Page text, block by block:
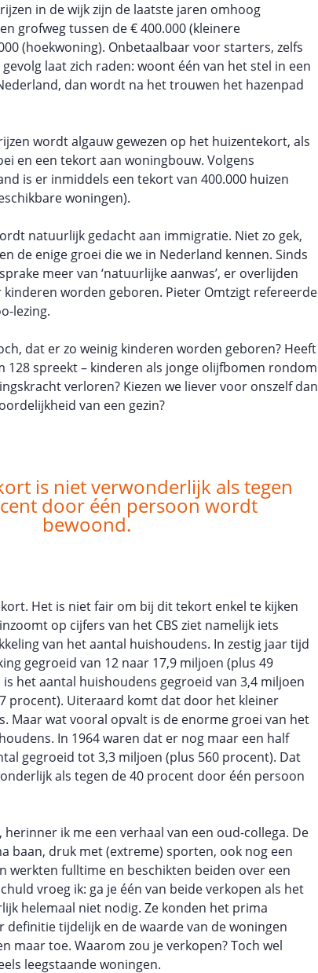
in de wijk zijn de laatste jaren omhoog
grofweg tussen de € 400.000 (kleinere
(hoekwoning). Onbetaalbaar voor starters, zelfs
laat zich raden: woont één van het stel in een
dan wordt na het trouwen het hazenpad
wordt algauw gewezen op het huizentekort, als
en een tekort aan woningbouw. Volgens
is er inmiddels een tekort van 400.000 huizen
woningen).
natuurlijk gedacht aan immigratie. Niet zo gek,
de enige groei die we in Nederland kennen. Sinds
meer van ‘natuurlijke aanwas’, er overlijden
worden geboren. Pieter Omtzigt refereerde
lezing.
dat er zo weinig kinderen worden geboren? Heeft
128 spreekt – kinderen als jonge olijfbomen rondom
verloren? Kiezen we liever voor onszelf dan
van een gezin?
is niet verwonderlijk als tegen
door één persoon wordt
bewoond.
Het is niet fair om bij dit tekort enkel te kijken
op cijfers van het CBS ziet namelijk iets
van het aantal huishoudens. In zestig jaar tijd
gegroeid van 12 naar 17,9 miljoen (plus 49
het aantal huishoudens gegroeid van 3,4 miljoen
procent). Uiteraard komt dat door het kleiner
Maar wat vooral opvalt is de enorme groei van het
In 1964 waren dat er nog maar een half
gegroeid tot 3,3 miljoen (plus 560 procent). Dat
als tegen de 40 procent door één persoon
herinner ik me een verhaal van een oud-collega. De
baan, druk met (extreme) sporten, ook nog een
werkten fulltime en beschikten beiden over een
vroeg ik: ga je één van beide verkopen als het
helemaal niet nodig. Ze konden het prima
definitie tijdelijk en de waarde van de woningen
maar toe. Waarom zou je verkopen? Toch wel
leegstaande woningen.